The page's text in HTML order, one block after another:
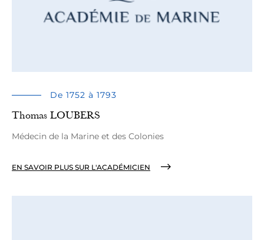
De 1752 à 1793
Thomas LOUBERS
Médecin de la Marine et des Colonies
EN SAVOIR PLUS SUR L'ACADÉMICIEN